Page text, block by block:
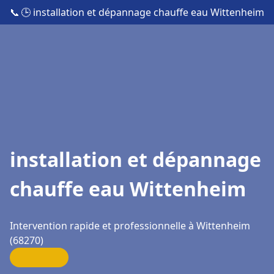
📞 🕒 installation et dépannage chauffe eau Wittenheim
installation et dépannage
chauffe eau Wittenheim
Intervention rapide et professionnelle à Wittenheim
(68270)